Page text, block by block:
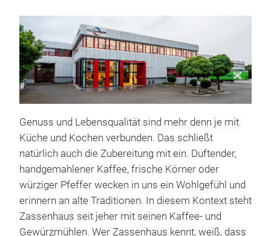
Genuss und Lebensqualität sind mehr denn je mit
Küche und Kochen verbunden. Das schließt
natürlich auch die Zubereitung mit ein. Duftender,
handgemahlener Kaffee, frische Körner oder
würziger Pfeffer wecken in uns ein Wohlgefühl und
erinnern an alte Traditionen. In diesem Kontext steht
Zassenhaus seit jeher mit seinen Kaffee- und
Gewürzmühlen. Wer Zassenhaus kennt, weiß, dass